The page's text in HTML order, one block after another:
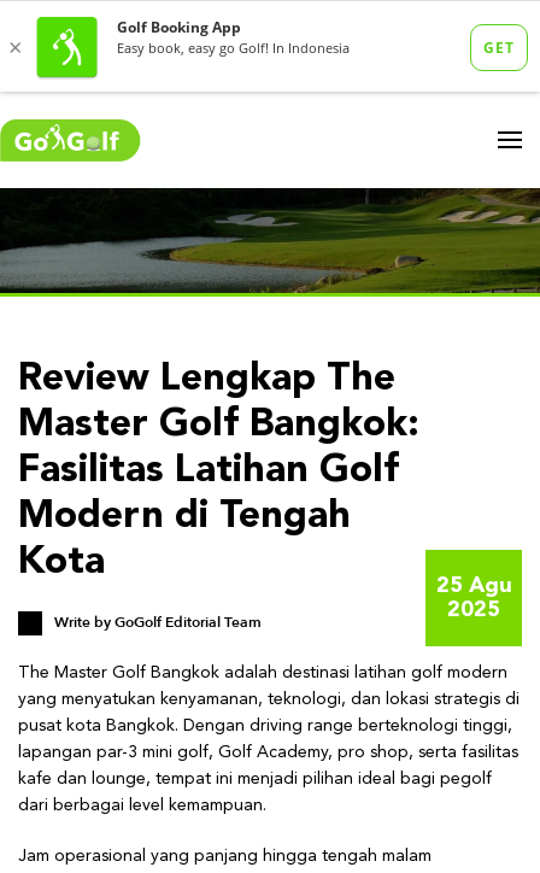
Review Lengkap The
Master Golf Bangkok:
Fasilitas Latihan Golf
Modern di Tengah
Kota
25 Agu
2025
Write byGoGolf Editorial Team
The Master Golf Bangkok adalah destinasi latihan golf modern
yang menyatukan kenyamanan, teknologi, dan lokasi strategis di
pusat kota Bangkok. Dengan driving range berteknologi tinggi,
lapangan par-3 mini golf, Golf Academy, pro shop, serta fasilitas
kafe dan lounge, tempat ini menjadi pilihan ideal bagi pegolf
dari berbagai level kemampuan.
Jam operasional yang panjang hingga tengah malam